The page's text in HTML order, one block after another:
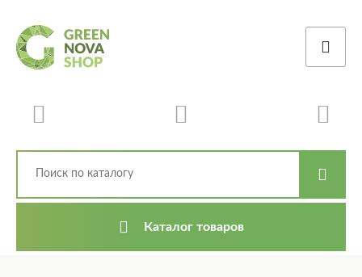
Каталог товаров